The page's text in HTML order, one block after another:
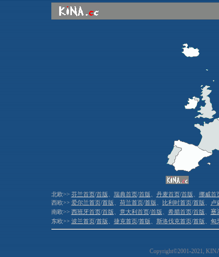
北欧>>芬兰首页/首版、瑞典首页/首版、丹麦首页/首版、挪威首
西欧>>爱尔兰首页/首版、荷兰首页/首版、比利时首页/首版、卢
南欧>>西班牙首页/首版、意大利首页/首版、希腊首页/首版、塞
东欧>>波兰首页/首版、捷克首页/首版、斯洛伐克首页/首版、匈
Copyright©2001-2021,